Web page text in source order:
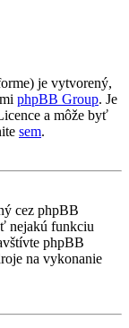
je vytvorený,
phpBB Group. Je
a môže byť
sem.
cez phpBB
nejakú funkciu
phpBB
na vykonanie